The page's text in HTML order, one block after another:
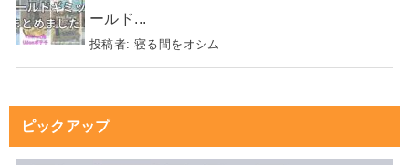
ールド...
投稿者: 寝る間をオシム
ピックアップ